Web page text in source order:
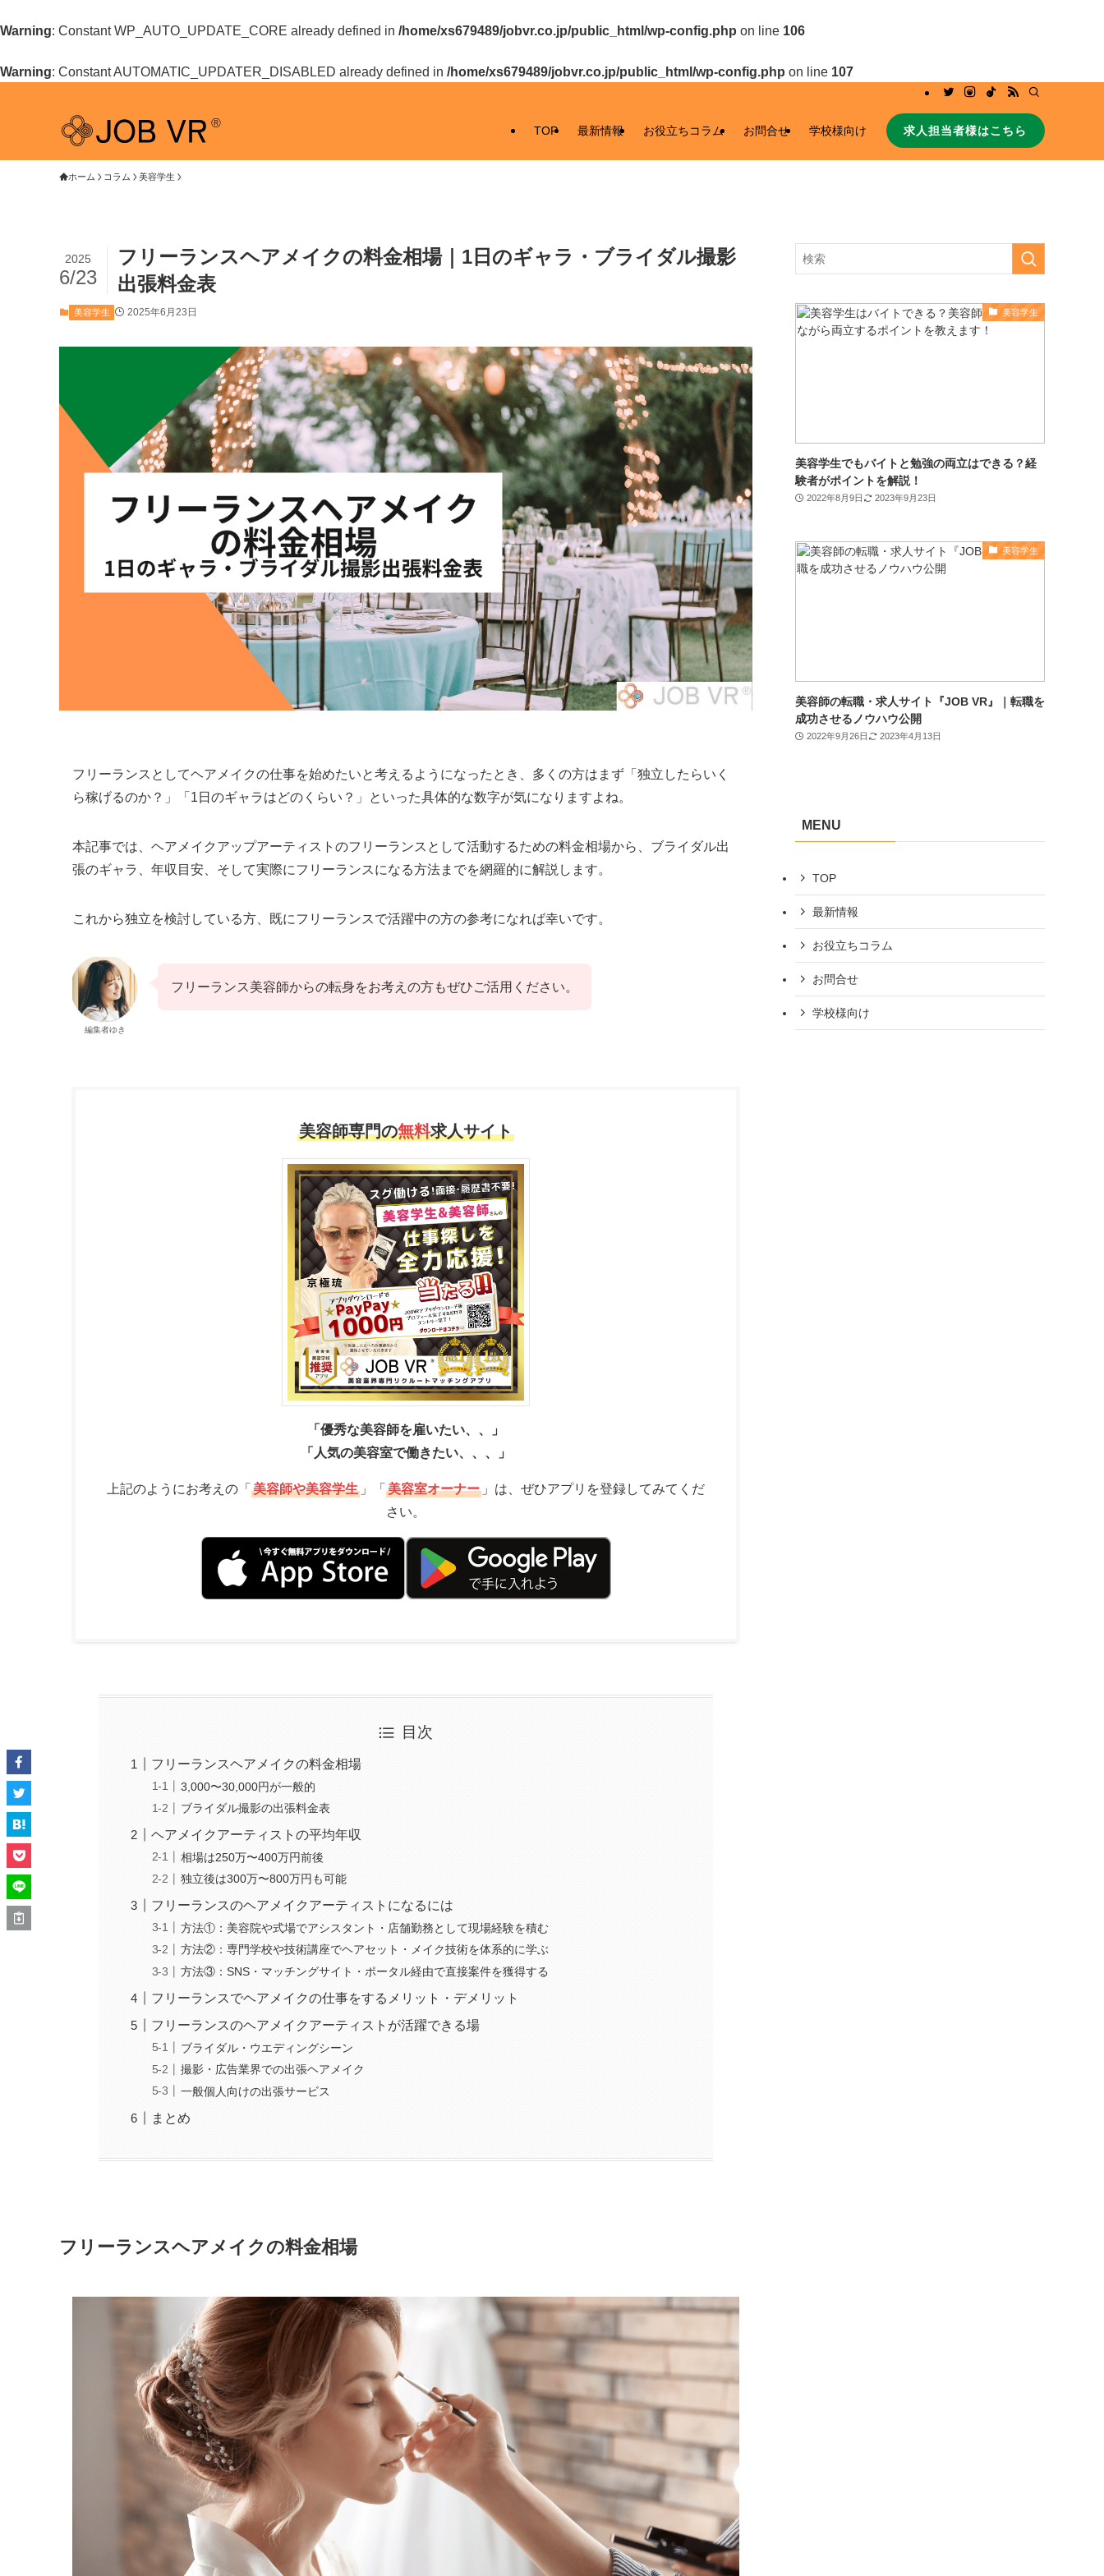
Warning: Constant WP_AUTO_UPDATE_CORE already defined in /home/xs679489/jobvr.co.jp/public_html/wp-config.php on line 106
Warning: Constant AUTOMATIC_UPDATER_DISABLED already defined in /home/xs679489/jobvr.co.jp/public_html/wp-config.php on line 107
TOP 最新情報 お役立ちコラム お問合せ 学校様向け 求人担当者様はこちら
ホーム コラム 美容学生
フリーランスヘアメイクの料金相場｜1日のギャラ・ブライダル撮影
出張料金表
2025
6/23
美容学生 2025年6月23日
フリーランスとしてヘアメイクの仕事を始めたいと考えるようになったとき、多くの方はまず「独立したらいく
ら稼げるのか？」「1日のギャラはどのくらい？」といった具体的な数字が気になりますよね。
本記事では、ヘアメイクアップアーティストのフリーランスとして活動するための料金相場から、ブライダル出
張のギャラ、年収目安、そして実際にフリーランスになる方法までを網羅的に解説します。
これから独立を検討している方、既にフリーランスで活躍中の方の参考になれば幸いです。
編集者ゆき
フリーランス美容師からの転身をお考えの方もぜひご活用ください。
美容師専門の無料求人サイト
「優秀な美容師を雇いたい、、」
「人気の美容室で働きたい、、、」
上記のようにお考えの「 美容師や美容学生 」「 美容室オーナー 」は、ぜひアプリを登録してみてくだ
さい。
目次
フリーランスヘアメイクの料金相場
3,000〜30,000円が一般的
ブライダル撮影の出張料金表
ヘアメイクアーティストの平均年収
相場は250万〜400万円前後
独立後は300万〜800万円も可能
フリーランスのヘアメイクアーティストになるには
方法①：美容院や式場でアシスタント・店舗勤務として現場経験を積む
方法②：専門学校や技術講座でヘアセット・メイク技術を体系的に学ぶ
方法③：SNS・マッチングサイト・ポータル経由で直接案件を獲得する
フリーランスでヘアメイクの仕事をするメリット・デメリット
フリーランスのヘアメイクアーティストが活躍できる場
ブライダル・ウエディングシーン
撮影・広告業界での出張ヘアメイク
一般個人向けの出張サービス
まとめ
フリーランスヘアメイクの料金相場
美容学生
美容学生でもバイトと勉強の両立はできる？経
験者がポイントを解説！
2022年8月9日 2023年9月23日
美容学生
美容師の転職・求人サイト『JOB VR』｜転職を
成功させるノウハウ公開
2022年9月26日 2023年4月13日
MENU
TOP
最新情報
お役立ちコラム
お問合せ
学校様向け